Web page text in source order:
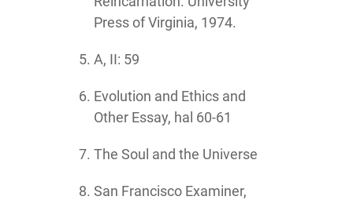
Press of Virginia, 1974.
A, II: 59
Evolution and Ethics and
Other Essay, hal 60-61
The Soul and the Universe
San Francisco Examiner,